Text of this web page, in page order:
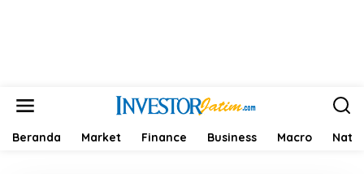
Beranda Market Finance Business Macro